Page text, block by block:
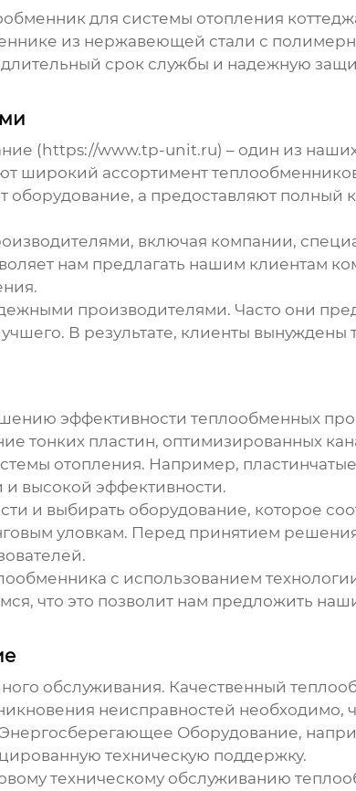
для системы отопления
из нержавеющей стали с
срок службы и надежную
(https://www.tp-unit.ru) – один из
широкий ассортимент
а предоставляют полный
включая компании,
нам предлагать нашим клиентам
производителями. Часто они
В результате, клиенты вынуждены
эффективности теплообменных
тонких пластин, оптимизированных
отопления. Например, пластинчатые
высокой эффективности.
и выбирать оборудование, которое
уловкам. Перед принятием
с использованием
что это позволит нам предложить
обслуживания. Качественный
неисправностей необходимо,
Оборудование,
техническую поддержку.
техническому обслуживанию